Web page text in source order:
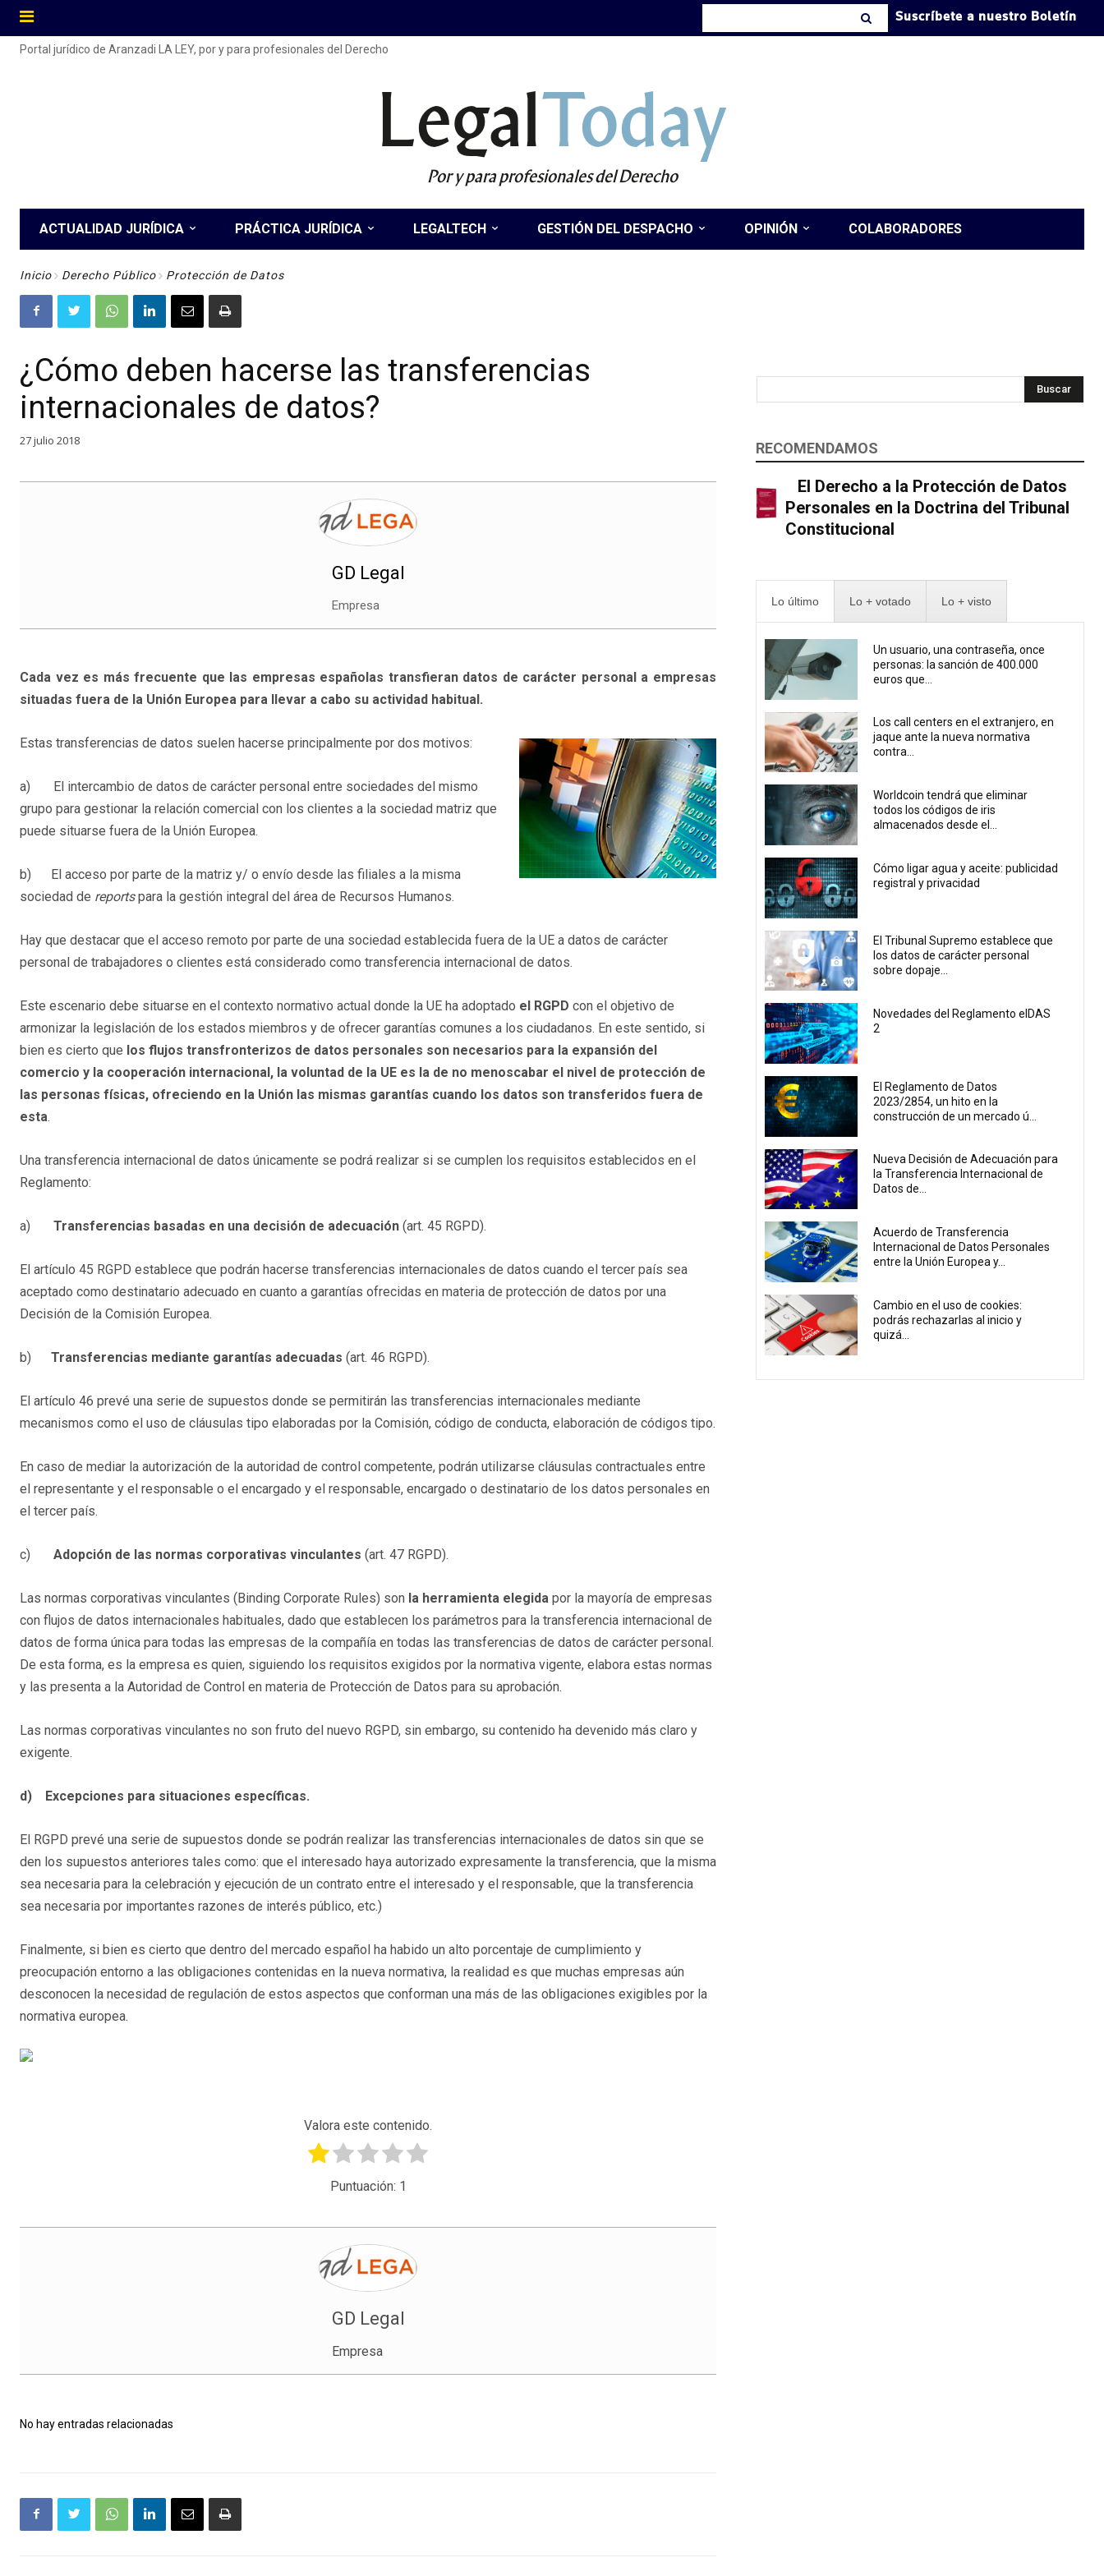
Suscríbete a nuestro Boletín
Portal jurídico de Aranzadi LA LEY, por y para profesionales del Derecho
LegalToday
Por y para profesionales del Derecho
ACTUALIDAD JURÍDICA PRÁCTICA JURÍDICA LEGALTECH GESTIÓN DEL DESPACHO OPINIÓN COLABORADORES
Inicio Derecho Público Protección de Datos
¿Cómo deben hacerse las transferencias
internacionales de datos?
27 julio 2018
GD Legal
Empresa
Cada vez es más frecuente que las empresas españolas transfieran datos de carácter personal a empresas
situadas fuera de la Unión Europea para llevar a cabo su actividad habitual.
Estas transferencias de datos suelen hacerse principalmente por dos motivos:
a) El intercambio de datos de carácter personal entre sociedades del mismo
grupo para gestionar la relación comercial con los clientes a la sociedad matriz que
puede situarse fuera de la Unión Europea.
b) El acceso por parte de la matriz y/ o envío desde las filiales a la misma
sociedad de reportspara la gestión integral del área de Recursos Humanos.
Hay que destacar que el acceso remoto por parte de una sociedad establecida fuera de la UE a datos de carácter
personal de trabajadores o clientes está considerado como transferencia internacional de datos.
Este escenario debe situarse en el contexto normativo actual donde la UE ha adoptado el RGPD con el objetivo de
armonizar la legislación de los estados miembros y de ofrecer garantías comunes a los ciudadanos. En este sentido, si
bien es cierto que los flujos transfronterizos de datos personales son necesarios para la expansión del
comercio y la cooperación internacional, la voluntad de la UE es la de no menoscabar el nivel de protección de
las personas físicas, ofreciendo en la Unión las mismas garantías cuando los datos son transferidos fuera de
esta.
Una transferencia internacional de datos únicamente se podrá realizar si se cumplen los requisitos establecidos en el
Reglamento:
a) Transferencias basadas en una decisión de adecuación (art. 45 RGPD).
El artículo 45 RGPD establece que podrán hacerse transferencias internacionales de datos cuando el tercer país sea
aceptado como destinatario adecuado en cuanto a garantías ofrecidas en materia de protección de datos por una
Decisión de la Comisión Europea.
b) Transferencias mediante garantías adecuadas (art. 46 RGPD).
El artículo 46 prevé una serie de supuestos donde se permitirán las transferencias internacionales mediante
mecanismos como el uso de cláusulas tipo elaboradas por la Comisión, código de conducta, elaboración de códigos tipo.
En caso de mediar la autorización de la autoridad de control competente, podrán utilizarse cláusulas contractuales entre
el representante y el responsable o el encargado y el responsable, encargado o destinatario de los datos personales en
el tercer país.
c) Adopción de las normas corporativas vinculantes (art. 47 RGPD).
Las normas corporativas vinculantes (Binding Corporate Rules) son la herramienta elegida por la mayoría de empresas
con flujos de datos internacionales habituales, dado que establecen los parámetros para la transferencia internacional de
datos de forma única para todas las empresas de la compañía en todas las transferencias de datos de carácter personal.
De esta forma, es la empresa es quien, siguiendo los requisitos exigidos por la normativa vigente, elabora estas normas
y las presenta a la Autoridad de Control en materia de Protección de Datos para su aprobación.
Las normas corporativas vinculantes no son fruto del nuevo RGPD, sin embargo, su contenido ha devenido más claro y
exigente.
d) Excepciones para situaciones específicas.
El RGPD prevé una serie de supuestos donde se podrán realizar las transferencias internacionales de datos sin que se
den los supuestos anteriores tales como: que el interesado haya autorizado expresamente la transferencia, que la misma
sea necesaria para la celebración y ejecución de un contrato entre el interesado y el responsable, que la transferencia
sea necesaria por importantes razones de interés público, etc.)
Finalmente, si bien es cierto que dentro del mercado español ha habido un alto porcentaje de cumplimiento y
preocupación entorno a las obligaciones contenidas en la nueva normativa, la realidad es que muchas empresas aún
desconocen la necesidad de regulación de estos aspectos que conforman una más de las obligaciones exigibles por la
normativa europea.
Valora este contenido.
Puntuación: 1
GD Legal
Empresa
No hay entradas relacionadas
Buscar
RECOMENDAMOS
El Derecho a la Protección de Datos
Personales en la Doctrina del Tribunal
Constitucional
Lo último Lo + votado Lo + visto
Un usuario, una contraseña, once
personas: la sanción de 400.000
euros que...
Los call centers en el extranjero, en
jaque ante la nueva normativa
contra...
Worldcoin tendrá que eliminar
todos los códigos de iris
almacenados desde el...
Cómo ligar agua y aceite: publicidad
registral y privacidad
El Tribunal Supremo establece que
los datos de carácter personal
sobre dopaje...
Novedades del Reglamento eIDAS
2
El Reglamento de Datos
2023/2854, un hito en la
construcción de un mercado ú...
Nueva Decisión de Adecuación para
la Transferencia Internacional de
Datos de...
Acuerdo de Transferencia
Internacional de Datos Personales
entre la Unión Europea y...
Cambio en el uso de cookies:
podrás rechazarlas al inicio y
quizá...